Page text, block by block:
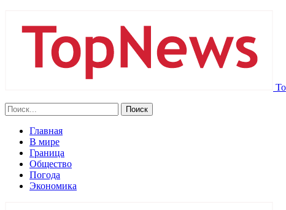
Главная
В мире
Граница
Общество
Погода
Экономика